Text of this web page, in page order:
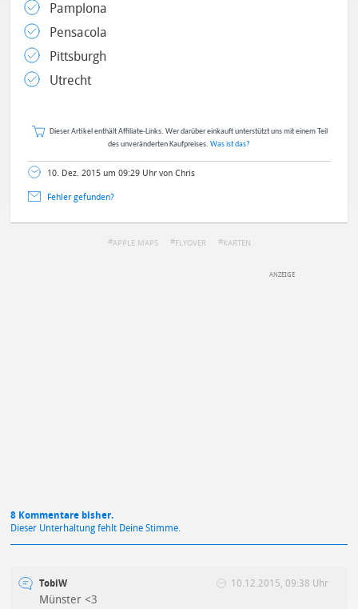
Pamplona
Pensacola
Pittsburgh
Utrecht
Dieser Artikel enthält Affiliate-Links. Wer darüber einkauft unterstützt uns mit einem Teil
des unveränderten Kaufpreises. Was ist das?
10. Dez. 2015 um 09:29 Uhr von Chris
Fehler gefunden?
APPLE MAPS FLYOVER KARTEN
8 Kommentare bisher.
Dieser Unterhaltung fehlt Deine Stimme.
TobiW 10.12.2015, 09:38 Uhr
Münster <3